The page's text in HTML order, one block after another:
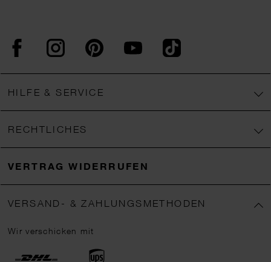
FacebookInstagram PinterestYouTubeTikTok
HILFE & SERVICE
RECHTLICHES
VERTRAG WIDERRUFEN
VERSAND- & ZAHLUNGSMETHODEN
Wir verschicken mit